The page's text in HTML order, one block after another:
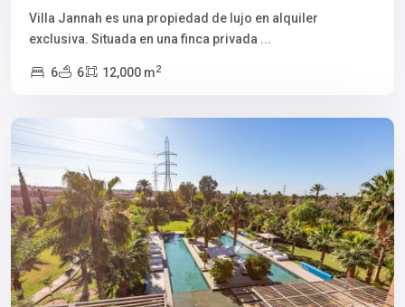
Villa Jannah es una propiedad de lujo en alquiler
exclusiva. Situada en una finca privada ...
6 6 12,000 m2